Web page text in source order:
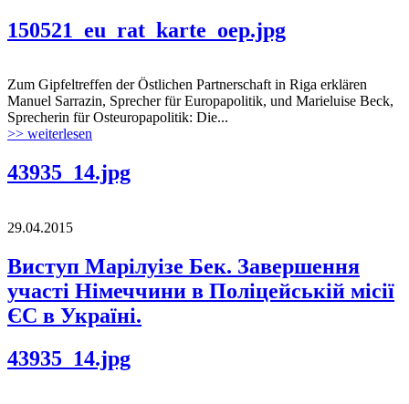
150521_eu_rat_karte_oep.jpg
Zum Gipfeltreffen der Östlichen Partnerschaft in Riga erklären
Manuel Sarrazin, Sprecher für Europapolitik, und Marieluise Beck,
Sprecherin für Osteuropapolitik: Die...
>> weiterlesen
43935_14.jpg
29.04.2015
Виступ Марілуізе Бек. Завершення
участі Німеччини в Поліцейській місії
ЄС в Україні.
43935_14.jpg